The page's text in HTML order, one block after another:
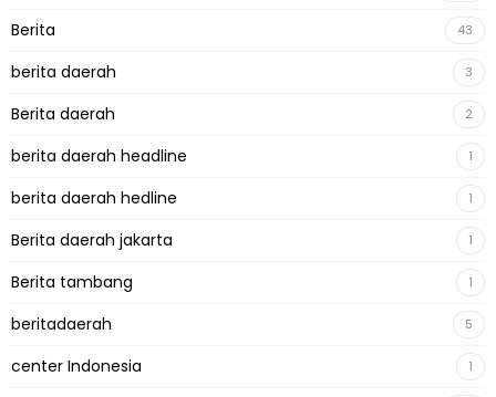
Berita 43
berita daerah 3
Berita daerah 2
berita daerah headline 1
berita daerah hedline 1
Berita daerah jakarta 1
Berita tambang 1
beritadaerah 5
center Indonesia 1